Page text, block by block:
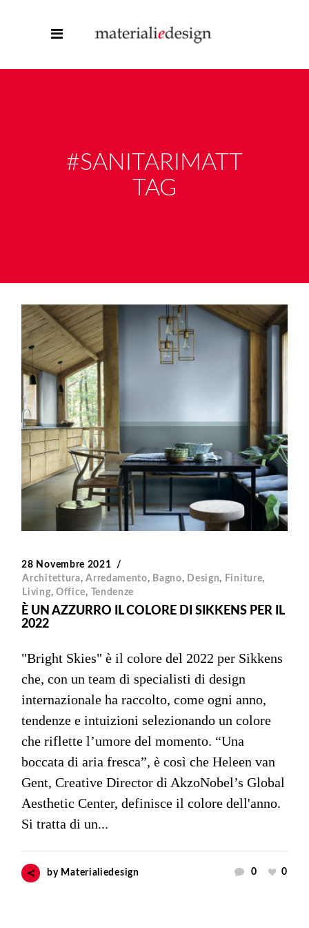
#SANITARIMATT
TAG
28 Novembre 2021
Architettura,Arredamento, Bagno, Design, Finiture,
Living, Office, Tendenze
È UN AZZURRO IL COLORE DI SIKKENS PER IL
2022
"Bright Skies" è il colore del 2022 per Sikkens
che, con un team di specialisti di design
internazionale ha raccolto, come ogni anno,
tendenze e intuizioni selezionando un colore
che riflette l’umore del momento. “Una
boccata di aria fresca”, è così che Heleen van
Gent, Creative Director di AkzoNobel’s Global
Aesthetic Center, definisce il colore dell'anno.
Si tratta di un...
by Materialiedesign 0 0